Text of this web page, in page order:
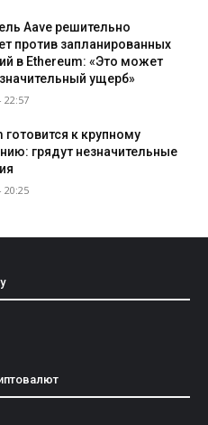
Aave решительно
против запланированных
в Ethereum: «Это может
ущерб»
22:57
готовится к крупному
грядут незначительные
20:25